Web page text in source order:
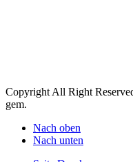
Copyright All Right
gem.
Nach oben
Nach unten